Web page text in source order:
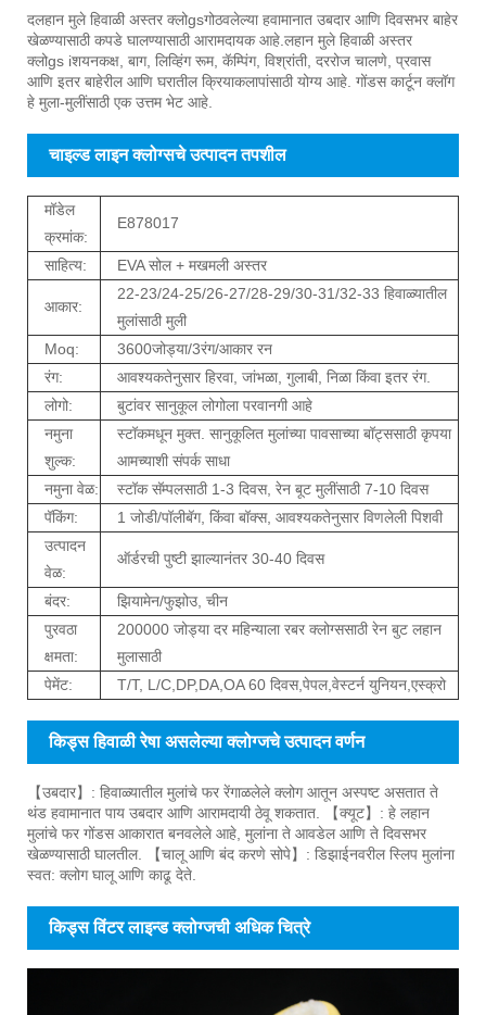
किड्स विंटर लाइन्ड क्लोग्जचे उत्पादन परिचय
दलहान मुले हिवाळी अस्तर क्लोgsगोठवलेल्या हवामानात उबदार आणि दिवसभर बाहेर
खेळण्यासाठी कपडे घालण्यासाठी आरामदायक आहे. लहान मुले हिवाळी अस्तर
क्लोgs iशयनकक्ष, बाग, लिव्हिंग रूम, कॅम्पिंग, विश्रांती, दररोज चालणे, प्रवास
आणि इतर बाहेरील आणि घरातील क्रियाकलापांसाठी योग्य आहे. गोंडस कार्टून क्लॉग
हे मुला-मुलींसाठी एक उत्तम भेट आहे.
चाइल्ड लाइन क्लोग्सचे उत्पादन तपशील
मॉडेल
क्रमांक:
E878017
साहित्य: EVA सोल + मखमली अस्तर
आकार:
22-23/24-25/26-27/28-29/30-31/32-33 हिवाळ्यातील
मुलांसाठी मुली
Moq:
3600जोड्या/3रंग/आकार रन
रंग:
आवश्यकतेनुसार हिरवा, जांभळा, गुलाबी, निळा किंवा इतर रंग.
लोगो:
बुटांवर सानुकूल लोगोला परवानगी आहे
नमुना
शुल्क:
स्टॉकमधून मुक्त. सानुकूलित मुलांच्या पावसाच्या बॉट्ससाठी कृपया
आमच्याशी संपर्क साधा
नमुना वेळ:
स्टॉक सॅम्पलसाठी 1-3 दिवस, रेन बूट मुलींसाठी 7-10 दिवस
पॅकिंग:
1 जोडी/पॉलीबॅग, किंवा बॉक्स, आवश्यकतेनुसार विणलेली पिशवी
उत्पादन
वेळ:
ऑर्डरची पुष्टी झाल्यानंतर 30-40 दिवस
बंदर:
झियामेन/फुझोउ, चीन
पुरवठा
क्षमता:
200000 जोड्या दर महिन्याला रबर क्लोग्ससाठी रेन बुट लहान
मुलासाठी
पेमेंट:
T/T, L/C,DP,DA,OA 60 दिवस,पेपल,वेस्टर्न युनियन,एस्क्रो
किड्स हिवाळी रेषा असलेल्या क्लोग्जचे उत्पादन वर्णन
【उबदार】: हिवाळ्यातील मुलांचे फर रेंगाळलेले क्लोग आतून अस्पष्ट असतात ते
थंड हवामानात पाय उबदार आणि आरामदायी ठेवू शकतात. 【क्यूट】: हे लहान
मुलांचे फर गोंडस आकारात बनवलेले आहे, मुलांना ते आवडेल आणि ते दिवसभर
खेळण्यासाठी घालतील. 【चालू आणि बंद करणे सोपे】: डिझाईनवरील स्लिप मुलांना
स्वत: क्लोग घालू आणि काढू देते.
किड्स विंटर लाइन्ड क्लोग्जची अधिक चित्रे